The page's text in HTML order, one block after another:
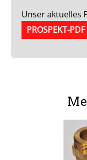
Unser aktuelles
PROSPEKT-PDF